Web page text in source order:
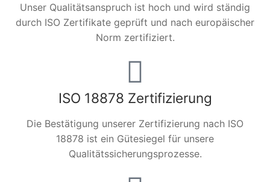
Unser Qualitätsanspruch ist hoch und wird ständig
durch ISO Zertifikate geprüft und nach europäischer
Norm zertifiziert.
ISO 18878 Zertifizierung
Die Bestätigung unserer Zertifizierung nach ISO
18878 ist ein Gütesiegel für unsere
Qualitätssicherungsprozesse.